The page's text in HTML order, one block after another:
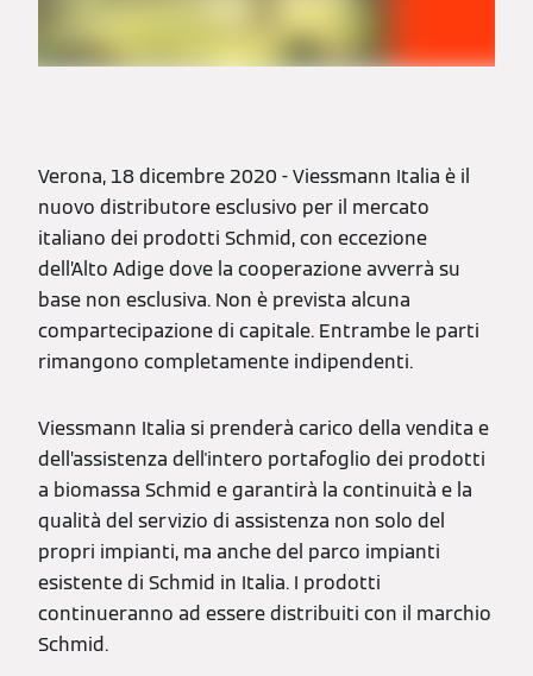
Verona, 18 dicembre 2020 - Viessmann Italia è il
nuovo distributore esclusivo per il mercato
italiano dei prodotti Schmid, con eccezione
dell’Alto Adige dove la cooperazione avverrà su
base non esclusiva. Non è prevista alcuna
compartecipazione di capitale. Entrambe le parti
rimangono completamente indipendenti.
Viessmann Italia si prenderà carico della vendita e
dell’assistenza dell'intero portafoglio dei prodotti
a biomassa Schmid e garantirà la continuità e la
qualità del servizio di assistenza non solo del
propri impianti, ma anche del parco impianti
esistente di Schmid in Italia. I prodotti
continueranno ad essere distribuiti con il marchio
Schmid.